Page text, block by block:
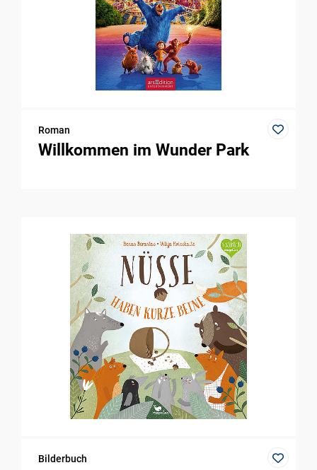
Roman
Willkommen im Wunder Park
Bilderbuch